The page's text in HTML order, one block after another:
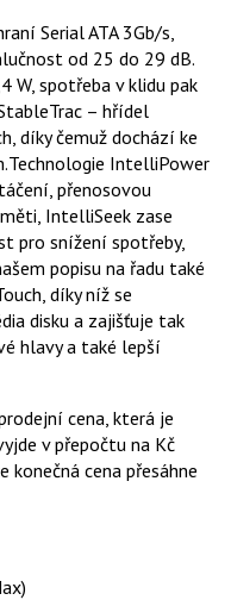
Serial ATA 3Gb/s,
od 25 do 29 dB.
W, spotřeba v klidu pak
– hřídel
díky čemuž dochází ke
IntelliPower
přenosovou
IntelliSeek zase
pro snížení spotřeby,
popisu na řadu také
díky níž se
disku a zajišťuje tak
hlavy a také lepší
cena, která je
v přepočtu na Kč
cena přesáhne